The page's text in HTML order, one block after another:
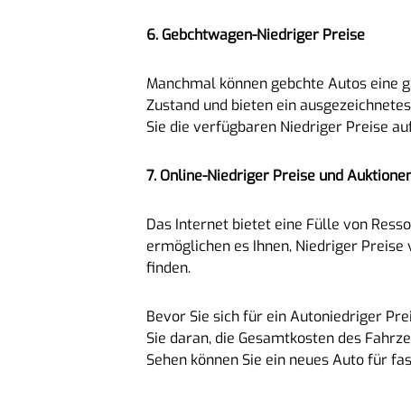
6. Gebchtwagen-Niedriger Preise
Manchmal können gebchte Autos eine
Zustand und bieten ein
Sie die verfügbaren Niedriger Preise
7. Online-Niedriger Preise und
Das Internet bietet eine Fülle von
ermöglichen es Ihnen, Niedriger
finden.
Bevor Sie sich für ein Autoniedriger
Sie daran, die Gesamtkosten des
Sehen können Sie ein neues Auto für